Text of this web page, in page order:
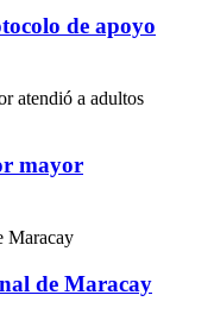
de apoyo
mayor
de Maracay